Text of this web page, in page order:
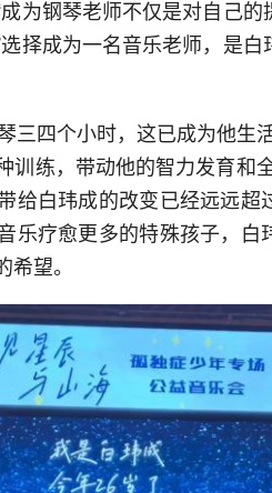
为钢琴老师不仅是对自己
择成为一名音乐老师，是
三四个小时，这已成为他生
训练，带动他的智力发育和
给白玮成的改变已经远远超
乐疗愈更多的特殊孩子，白
望。